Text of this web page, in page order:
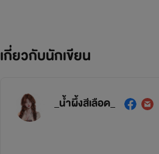
เกี่ยวกับนักเขียน
_น้ำผึ้งสีเลือด_